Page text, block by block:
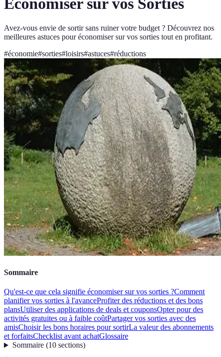
Économiser sur vos Sorties
Avez-vous envie de sortir sans ruiner votre budget ? Découvrez nos
meilleures astuces pour économiser sur vos sorties tout en profitant.
#économie#sorties#loisirs#astuces#réductions
Sommaire
Qu'est-ce que cela signifie économiser sur vos sorties ?Comment
planifier vos sorties à l'avanceProfiter des réductions et des bons
plansUtiliser des applications de deals et couponsOpter pour des
activités gratuites ou à faible coûtPartager vos sorties avec des
amisChoisir les bons horaires pour sortirLa valeur des abonnements
et forfaitsChecklist avant achatGlossaire
Sommaire(10 sections)